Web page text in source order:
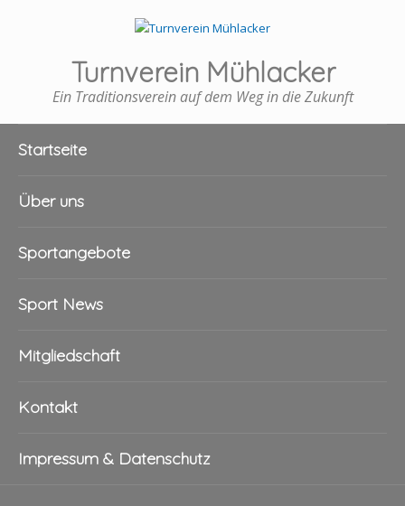
Turnverein Mühlacker
Ein Traditionsverein auf dem Weg in die Zukunft
Startseite
Über uns
Sportangebote
Sport News
Mitgliedschaft
Kontakt
Impressum & Datenschutz